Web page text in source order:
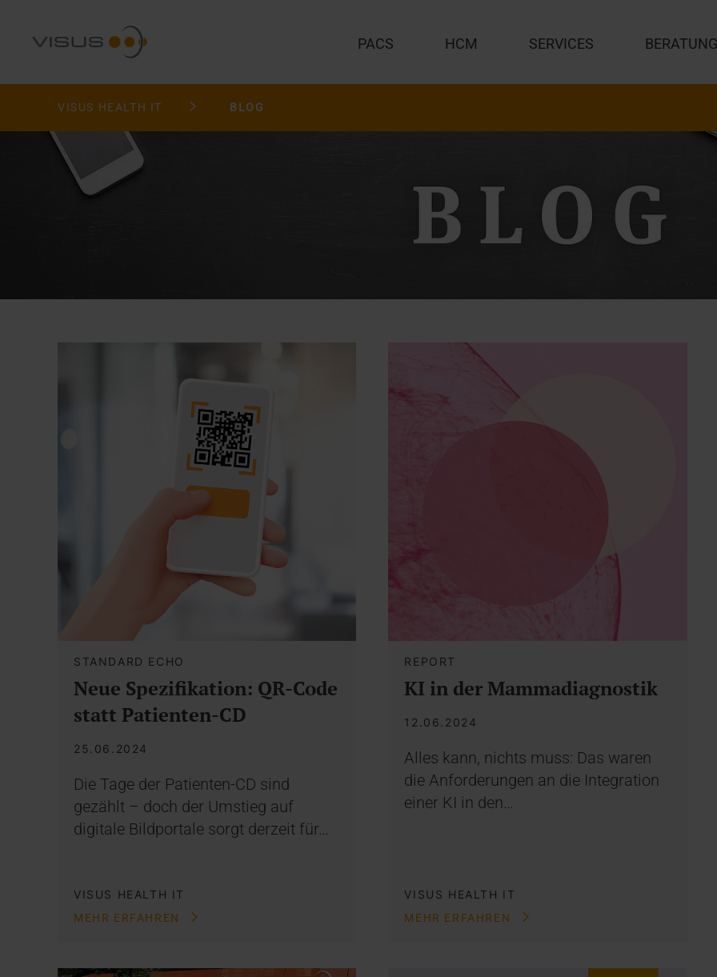
PACS HCM SERVICES BERATUNG
VISUS HEALTH IT BLOG
STANDARD ECHO
Neue Spezifikation: QR-Code
statt Patienten-CD
25.06.2024
Die Tage der Patienten-CD sind
gezählt – doch der Umstieg auf
digitale Bildportale sorgt derzeit für…
VISUS HEALTH IT
MEHR ERFAHREN
REPORT
KI in der Mammadiagnostik
12.06.2024
Alles kann, nichts muss: Das waren
die Anforderungen an die Integration
einer KI in den…
VISUS HEALTH IT
MEHR ERFAHREN